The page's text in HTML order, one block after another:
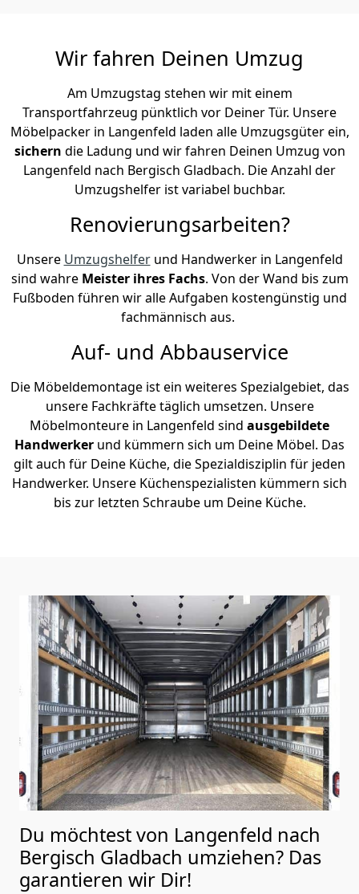
Wir fahren Deinen Umzug
Am Umzugstag stehen wir mit einem
Transportfahrzeug pünktlich vor Deiner Tür. Unsere
Möbelpacker in Langenfeld laden alle Umzugsgüter ein,
sichern die Ladung und wir fahren Deinen Umzug von
Langenfeld nach Bergisch Gladbach. Die Anzahl der
Umzugshelfer ist variabel buchbar.
Renovierungsarbeiten?
Unsere Umzugshelferund Handwerker in Langenfeld
sind wahre Meister ihres Fachs. Von der Wand bis zum
Fußboden führen wir alle Aufgaben kostengünstig und
fachmännisch aus.
Auf- und Abbauservice
Die Möbeldemontage ist ein weiteres Spezialgebiet, das
unsere Fachkräfte täglich umsetzen. Unsere
Möbelmonteure in Langenfeld sind ausgebildete
Handwerker und kümmern sich um Deine Möbel. Das
gilt auch für Deine Küche, die Spezialdisziplin für jeden
Handwerker. Unsere Küchenspezialisten kümmern sich
bis zur letzten Schraube um Deine Küche.
Du möchtest von Langenfeld nach
Bergisch Gladbach umziehen? Das
garantieren wir Dir!